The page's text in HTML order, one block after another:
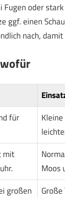
Fugen oder
ggf. einen
nach,
für
mit
Moos
großen